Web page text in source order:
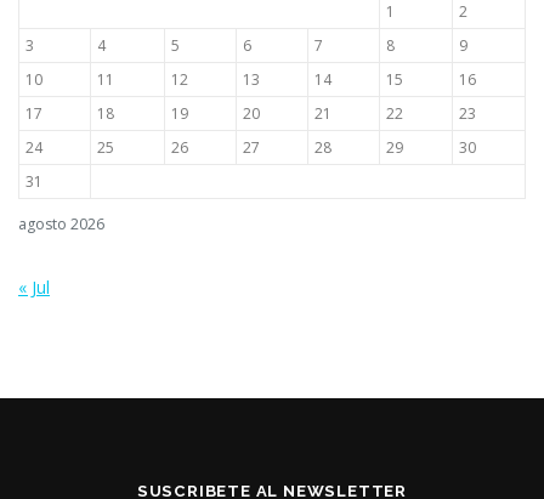
agosto 2026
1
2
3
4 5 6 7 8
9
10
11 12 13 14 15
16
17
18 19 20 21 22
23
24
25 26 27 28 29
30
31
« Jul
SUSCRIBETE AL NEWSLETTER